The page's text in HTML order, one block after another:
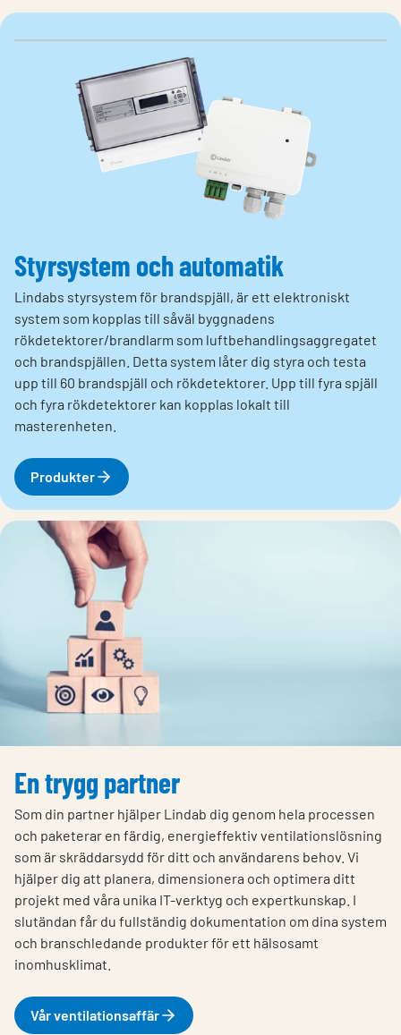
Styrsystem och automatik
Lindabs styrsystem för brandspjäll, är ett elektroniskt
system som kopplas till såväl byggnadens
rökdetektorer/brandlarm som luftbehandlingsaggregatet
och brandspjällen. Detta system låter dig styra och testa
upp till 60 brandspjäll och rökdetektorer. Upp till fyra spjäll
och fyra rökdetektorer kan kopplas lokalt till
masterenheten.
Produkter
En trygg partner
Som din partner hjälper Lindab dig genom hela processen
och paketerar en färdig, energieffektiv ventilationslösning
som är skräddarsydd för ditt och användarens behov. Vi
hjälper dig att planera, dimensionera och optimera ditt
projekt med våra unika IT-verktyg och expertkunskap. I
slutändan får du fullständig dokumentation om dina system
och branschledande produkter för ett hälsosamt
inomhusklimat.
Vår ventilationsaffär